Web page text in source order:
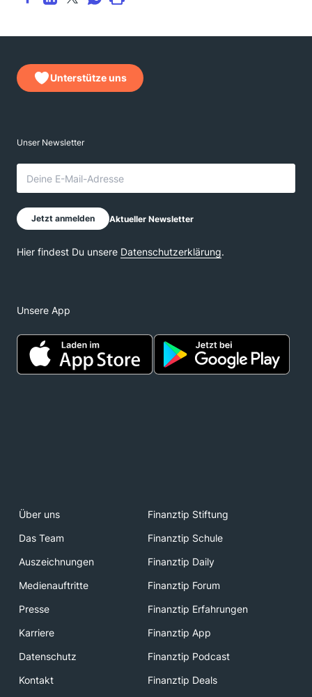
Unterstütze uns
Unsere App
Über uns
Finanztip Stiftung
Das Team
Finanztip Schule
Auszeichnungen
Finanztip Daily
Medienauftritte
Finanztip Forum
Presse
Finanztip Erfahrungen
Karriere
Finanztip App
Datenschutz
Finanztip Podcast
Kontakt
Finanztip Deals